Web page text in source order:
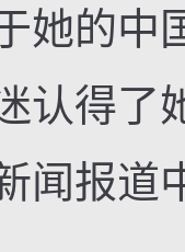
她的中
认得了
闻报道